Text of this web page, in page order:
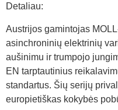
Detaliau:
Austrijos gamintojas
asinchroninių elektrinių
aušinimu ir trumpojo
EN tarptautinius
standartus. Šių serijų
europietiškas kokybės